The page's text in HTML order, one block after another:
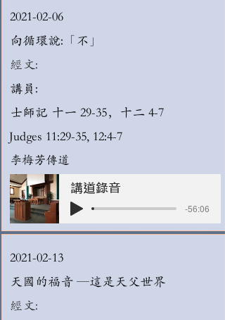
2021-02-06
向循環說:「不」
經文:
講員:
士師記 十一 29-35，十二 4-7
Judges 11:29-35, 12:4-7
李梅芳傳道
講道錄音
-56:06
2021-02-13
天國的福音 —這是天父世界
經文: